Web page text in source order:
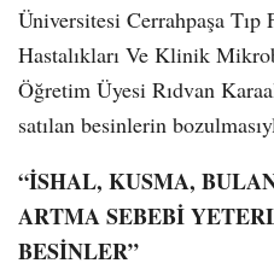
Üniversitesi Cerrahpaşa Tıp
Hastalıkları Ve Klinik
Öğretim Üyesi Rıdvan
satılan besinlerin
“İSHAL, KUSMA,
ARTMA SEBEBİ
BESİNLER”